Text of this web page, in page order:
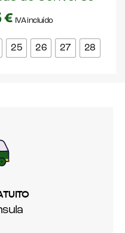
€ IVA incluído
25 26 27 28